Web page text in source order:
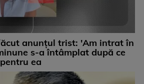
anunțul trist: 'Am intrat în
s-a întâmplat după ce
ea